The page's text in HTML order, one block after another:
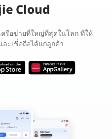
Cloud
รือข่ายที่ใหญ่ที่สุดในโลก ที่ให้
ะเชื่อถือได้แก่ลูกค้า